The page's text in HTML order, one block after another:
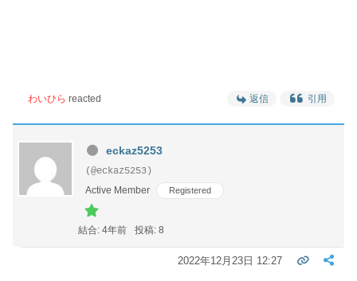
わいひら reacted 返信 引用
eckaz5253
(@eckaz5253)
Active Member
Registered
結合: 4年前 投稿: 8
2022年12月23日 12:27